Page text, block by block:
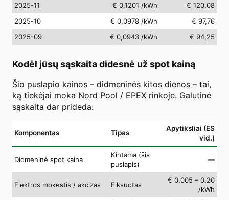
2025-11
€ 0,1201 /kWh
€ 120,08
2025-10
€ 0,0978 /kWh
€ 97,76
2025-09
€ 0,0943 /kWh € 94,25
Kodėl jūsų sąskaita didesnė už spot kainą
Šio puslapio kainos – didmeninės kitos dienos – tai,
ką tiekėjai moka Nord Pool / EPEX rinkoje. Galutinė
sąskaita dar prideda:
Komponentas Tipas
Apytiksliai (ES
vid.)
Didmeninė spot kaina
Kintama (šis
puslapis)
—
Elektros mokestis / akcizas Fiksuotas
€ 0.005 – 0.20
/kWh